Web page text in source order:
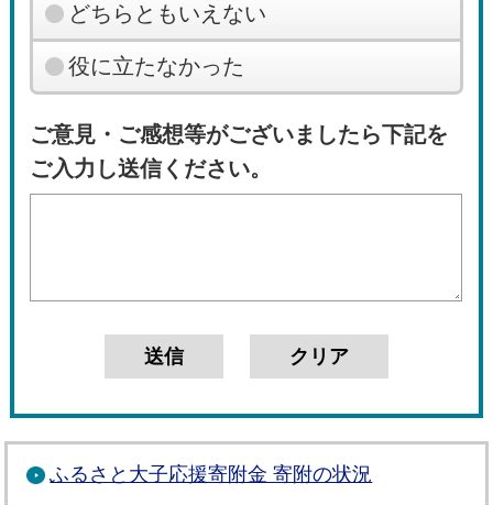
どちらともいえない
役に立たなかった
ご意見・ご感想等がございましたら下記を
ご入力し送信ください。
ふるさと大子応援寄附金 寄附の状況